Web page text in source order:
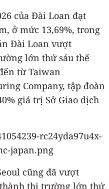
của Đài Loan đạt
ở mức 13,69%, trong
Đài Loan vượt
lớn thứ sáu thế
từ Taiwan
Company, tập đoàn
giá trị Sở Giao dịch
cũng đã vượt
thị trường lớn thứ